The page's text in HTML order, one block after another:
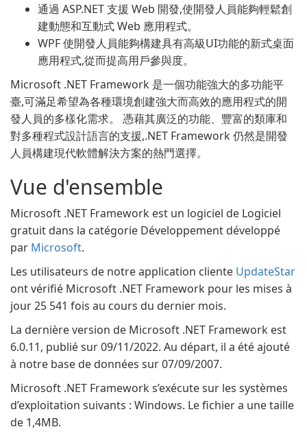
通過 ASP.NET 支援 Web 開發,使開發人員能夠輕鬆創
建動態和互動式 Web 應用程式。
WPF 使開發人員能夠構建具有高級UI功能的新式桌面
應用程式,從而提高用戶參與度。
Microsoft .NET Framework 是一個功能強大的多功能平
臺,可滿足希望為各種環境創建強大而高效的應用程式的開
發人員的多樣化需求。 憑藉其廣泛的功能、豐富的類庫和
對多種程式設計語言的支援,.NET Framework 仍然是開發
人員構建現代軟體解決方案的熱門選擇。
Vue d'ensemble
Microsoft .NET Framework est un logiciel de Logiciel
gratuit dans la catégorie Développement développé
par Microsoft.
Les utilisateurs de notre application cliente UpdateStar
ont vérifié Microsoft .NET Framework pour les mises à
jour 25 541 fois au cours du dernier mois.
La dernière version de Microsoft .NET Framework est
6.0.11, publié sur 09/11/2022. Au départ, il a été ajouté
à notre base de données sur 07/09/2007.
Microsoft .NET Framework s’exécute sur les systèmes
d’exploitation suivants : Windows. Le fichier a une taille
de 1,4MB.